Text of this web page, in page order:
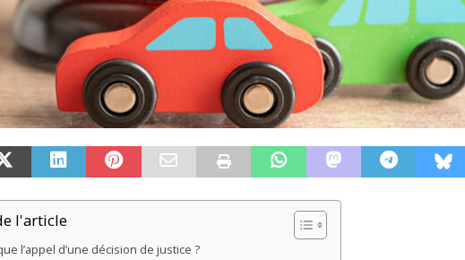
l'article
l’appel d’une décision de justice ?